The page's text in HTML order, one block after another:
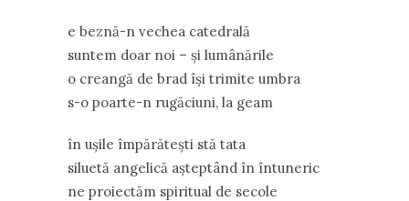
e beznă-n vechea catedrală
suntem doar noi – și lumânările
o creangă de brad își trimite umbra
s-o poarte-n rugăciuni, la geam
în ușile împărătești stă tata
siluetă angelică așteptând în întuneric
ne proiectăm spiritual de secole